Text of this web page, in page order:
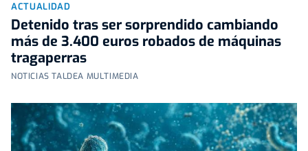
ACTUALIDAD
Detenido tras ser sorprendido cambiando
más de 3.400 euros robados de máquinas
tragaperras
NOTICIAS TALDEA MULTIMEDIA